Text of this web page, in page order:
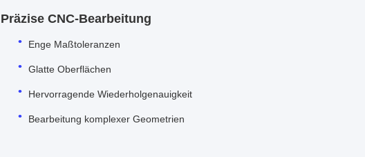
Präzise CNC-Bearbeitung
Enge Maßtoleranzen
Glatte Oberflächen
Hervorragende Wiederholgenauigkeit
Bearbeitung komplexer Geometrien